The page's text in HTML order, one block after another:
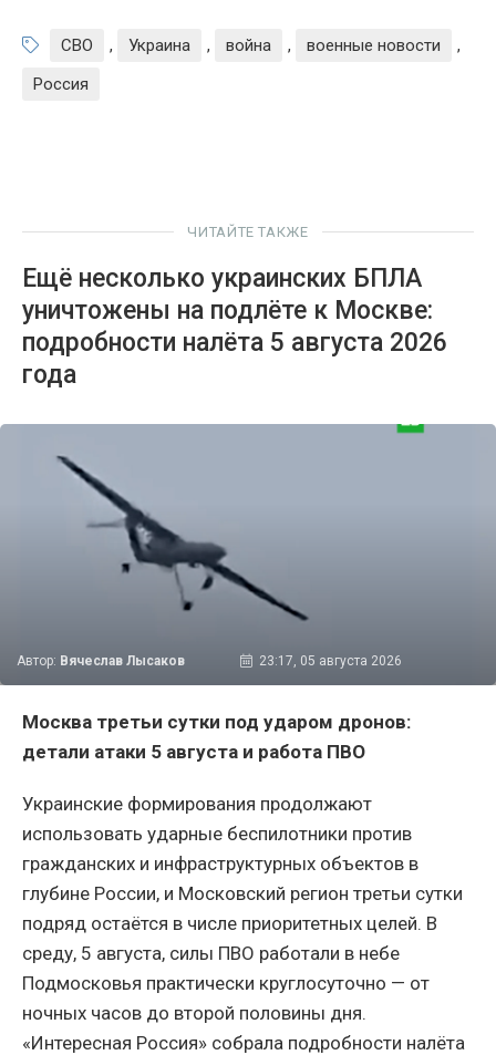
СВО , Украина , война , военные новости
,
Россия
ЧИТАЙТЕ ТАКЖЕ
Ещё несколько украинских БПЛА
уничтожены на подлёте к Москве:
подробности налёта 5 августа 2026
года
Автор: Вячеслав Лысаков 23:17, 05 августа 2026
Москва третьи сутки под ударом дронов:
детали атаки 5 августа и работа ПВО
Украинские формирования продолжают
использовать ударные беспилотники против
гражданских и инфраструктурных объектов в
глубине России, и Московский регион третьи сутки
подряд остаётся в числе приоритетных целей. В
среду, 5 августа, силы ПВО работали в небе
Подмосковья практически круглосуточно — от
ночных часов до второй половины дня.
«Интересная Россия» собрала подробности налёта